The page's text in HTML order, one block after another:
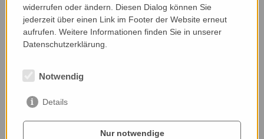
widerrufen oder ändern. Diesen Dialog können Sie
jederzeit über einen Link im Footer der Website erneut
aufrufen. Weitere Informationen finden Sie in unserer
Datenschutzerklärung.
Notwendig
Details
Nur notwendige